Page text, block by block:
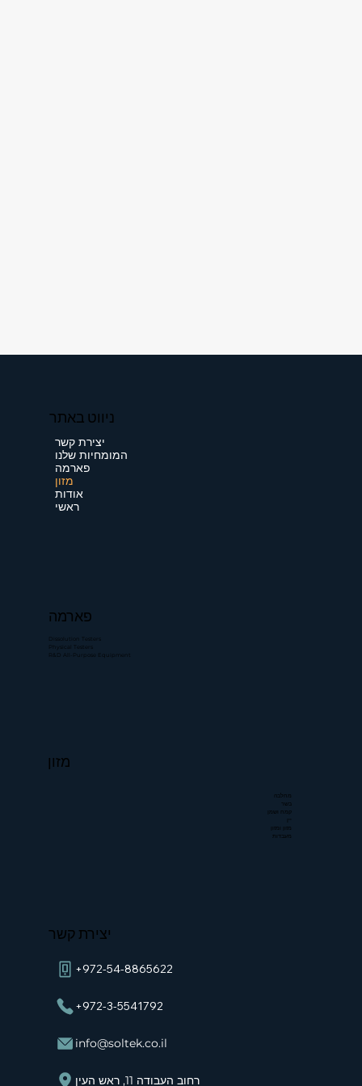
ניווט באתר
יצירת קשר
המומחיות שלנו
פארמה
מזון
אודות
ראשי
פארמה
Dissolution Testers
Physical Testers
R&D All-Purpose Equipment
מזון
מחלבה
בשר
קמח ושמן
מזון ומזון
מעבדות
יצירת קשר
+972-54-8865622
+972-3-5541792
info@soltek.co.il
רחוב העבודה 11, ראש העין